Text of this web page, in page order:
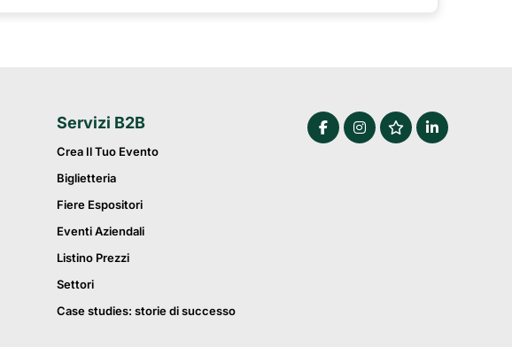
Servizi B2B
Crea Il Tuo Evento
Biglietteria
Fiere Espositori
Eventi Aziendali
Listino Prezzi
Settori
Case studies: storie di successo